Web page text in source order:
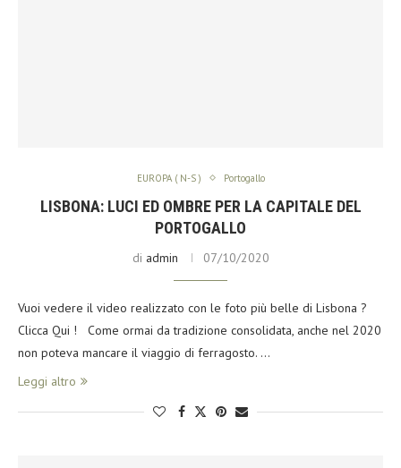
EUROPA ( N-S ) Portogallo
LISBONA: LUCI ED OMBRE PER LA CAPITALE DEL
PORTOGALLO
di admin 07/10/2020
Vuoi vedere il video realizzato con le foto più belle di Lisbona ?
Clicca Qui ! Come ormai da tradizione consolidata, anche nel 2020
non poteva mancare il viaggio di ferragosto. …
Leggi altro